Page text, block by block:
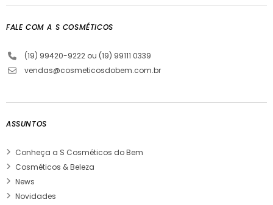
FALE COM A S COSMÉTICOS
(19) 99420-9222 ou (19) 99111 0339
vendas@cosmeticosdobem.com.br
ASSUNTOS
Conheça a S Cosméticos do Bem
Cosméticos & Beleza
News
Novidades